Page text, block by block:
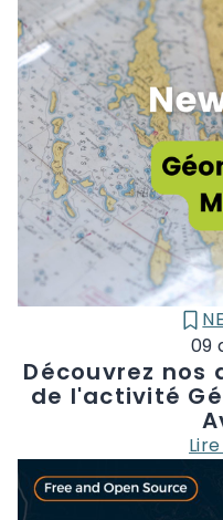
Découvrez
de l'activité
09